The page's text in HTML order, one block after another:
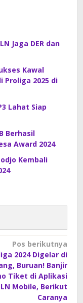
Jaga DER dan
Kawal
Proliga 2025 di
Lahat Siap
Berhasil
Award 2024
Kembali
Pos berikutnya
2024 Digelar di
Buruan! Banjir
Tiket di Aplikasi
Mobile, Berikut
Caranya